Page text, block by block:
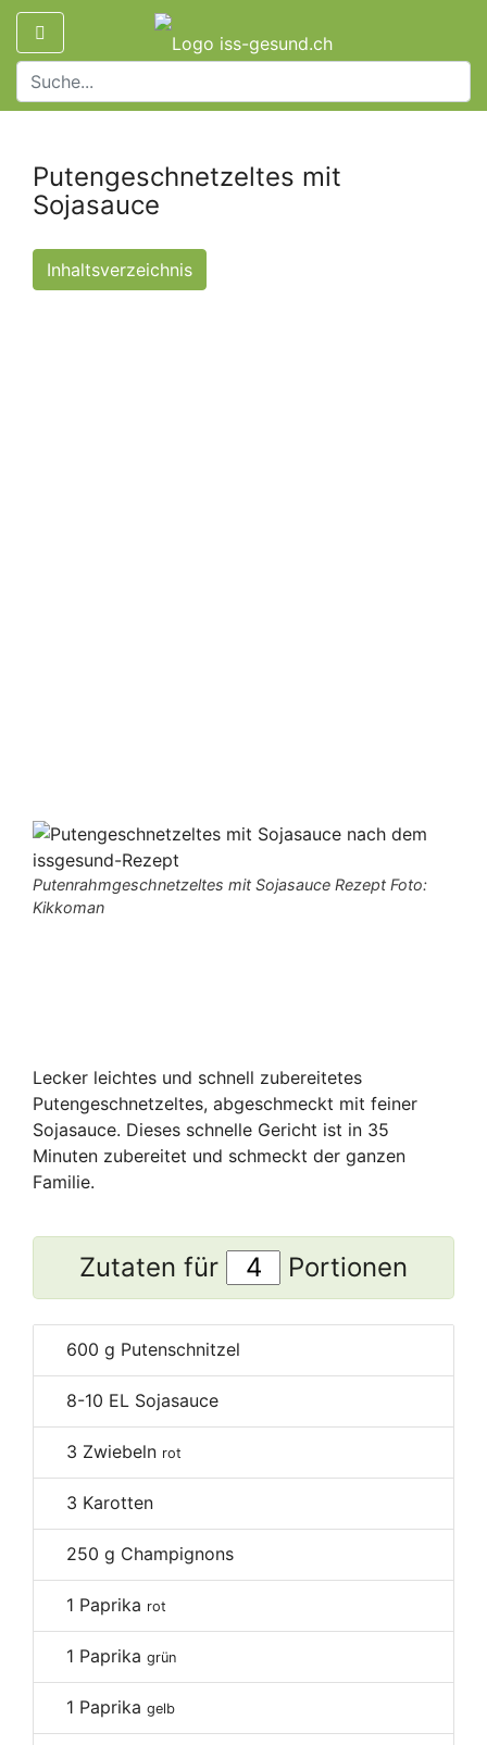
Putengeschnetzeltes mit
Sojasauce
Inhaltsverzeichnis
Putenrahmgeschnetzeltes mit Sojasauce Rezept Foto:
Kikkoman
Lecker leichtes und schnell zubereitetes
Putengeschnetzeltes, abgeschmeckt mit feiner
Sojasauce. Dieses schnelle Gericht ist in 35
Minuten zubereitet und schmeckt der ganzen
Familie.
Zutaten für Portionen
600 g Putenschnitzel
8-10 EL Sojasauce
3 Zwiebeln rot
3 Karotten
250 g Champignons
1 Paprika rot
1 Paprika grün
1 Paprika gelb